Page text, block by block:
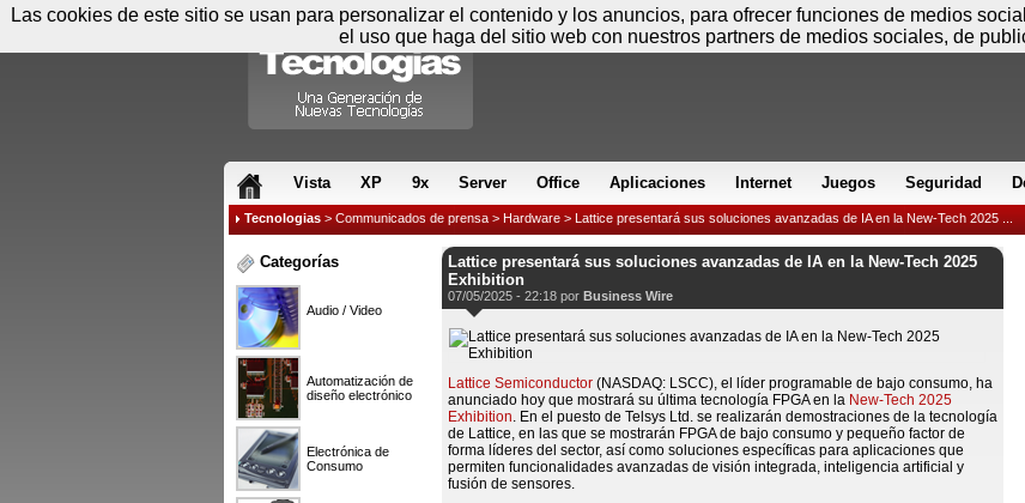
Vista XP 9x Server Office Aplicaciones Internet Juegos Seguridad
Tecnologias > Communicados de prensa > Hardware > Lattice presentará sus soluciones avanzadas de IA en la New-Tech 2025 ...
Categorías
Audio / Video
Automatización de
diseño electrónico
Electrónica de
Consumo
Lattice presentará sus soluciones avanzadas de IA en la New-Tech 2025
Exhibition
07/05/2025 - 22:18 por Business Wire
Lattice Semiconductor (NASDAQ: LSCC), el líder programable de bajo consumo, ha
anunciado hoy que mostrará su última tecnología FPGA en la New-Tech 2025
Exhibition. En el puesto de Telsys Ltd. se realizarán demostraciones de la tecnología
de Lattice, en las que se mostrarán FPGA de bajo consumo y pequeño factor de
forma líderes del sector, así como soluciones específicas para aplicaciones que
permiten funcionalidades avanzadas de visión integrada, inteligencia artificial y
fusión de sensores.
Las cookies de este sitio se usan para personalizar el contenido y los anuncios, para ofrecer funciones de medios
el uso que haga del sitio web con nuestros partners de medios sociales, de